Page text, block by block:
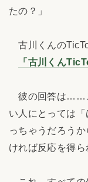
たの？」
古川くんの
「古川くん
彼の回答は……
い人にとっては
っちゃうだろう
ければ反応を得ら